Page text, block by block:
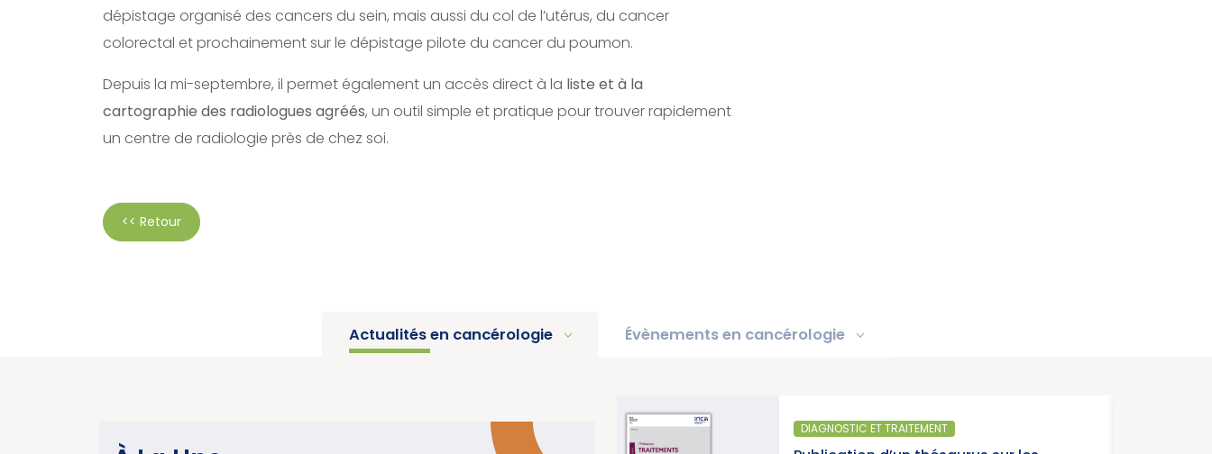
dépistage organisé des cancers du sein, mais aussi du col de l’utérus, du cancer
colorectal et prochainement sur le dépistage pilote du cancer du poumon.
Depuis la mi-septembre, il permet également un accès direct à la liste et à la
cartographie des radiologues agréés, un outil simple et pratique pour trouver rapidement
un centre de radiologie près de chez soi.
<< Retour
Actualités en cancérologie Évènements en cancérologie
DIAGNOSTIC ET TRAITEMENT SANTÉ PUBLIQUE